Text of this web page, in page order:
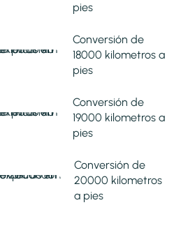
pies
Conversión de
18000 kilometros a
pies
Conversión de
19000 kilometros a
pies
Conversión de
20000 kilometros
a pies